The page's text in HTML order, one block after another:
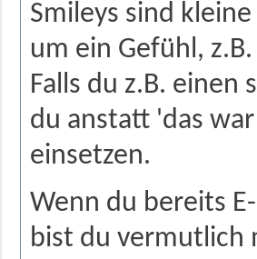
Smileys sind
um ein Gefühl,
Falls du z.B. einen
du anstatt 'das
einsetzen.
Wenn du bereits
bist du vermutlich